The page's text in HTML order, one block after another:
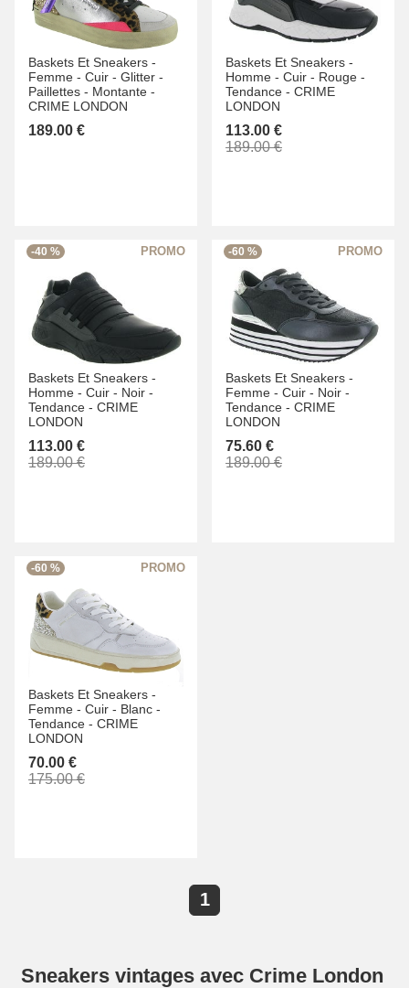
Sneakers vintages avec Crime London
Baskets Et Sneakers -
Femme - Cuir - Glitter -
Paillettes - Montante -
CRIME LONDON
189.00 €
Baskets Et Sneakers -
Homme - Cuir - Rouge -
Tendance - CRIME
LONDON
113.00 €
189.00 €
-40 %
Baskets Et Sneakers -
Homme - Cuir - Noir -
Tendance - CRIME
LONDON
113.00 €
189.00 €
-60 %
Baskets Et Sneakers -
Femme - Cuir - Noir -
Tendance - CRIME
LONDON
75.60 €
189.00 €
-60 %
Baskets Et Sneakers -
Femme - Cuir - Blanc -
Tendance - CRIME
LONDON
70.00 €
175.00 €
1